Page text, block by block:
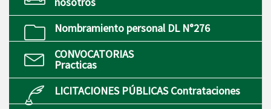
Nombramiento personal DL N°276
CONVOCATORIAS
Practicas
LICITACIONES PÚBLICAS Contrataciones